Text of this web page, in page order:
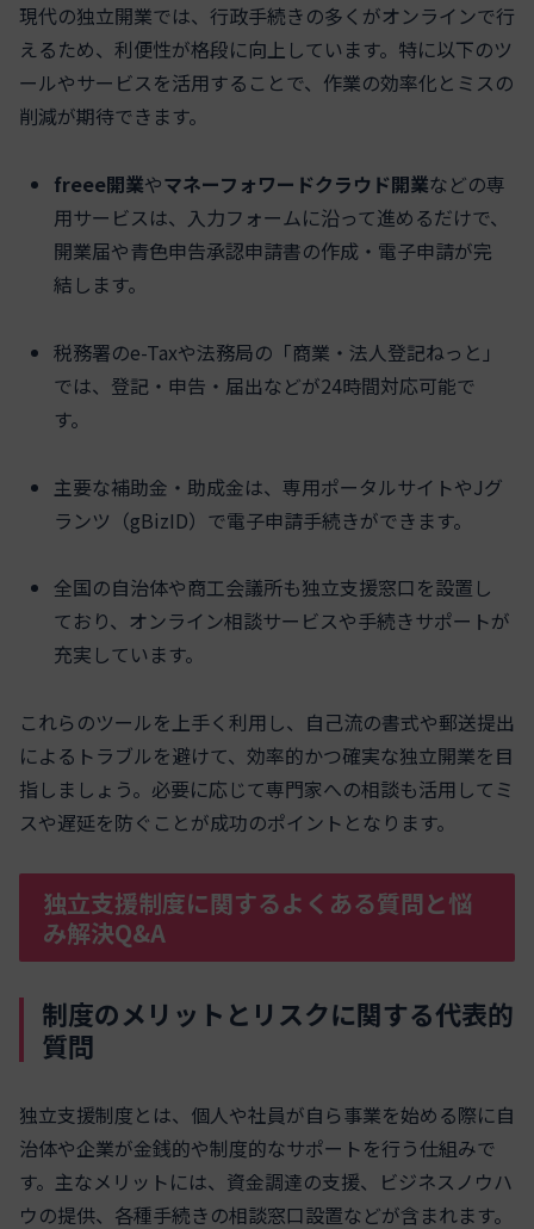
現代の独立開業では、行政手続きの多くがオンラインで行
えるため、利便性が格段に向上しています。特に以下のツ
ールやサービスを活用することで、作業の効率化とミスの
削減が期待できます。
freee開業やマネーフォワードクラウド開業などの専
用サービスは、入力フォームに沿って進めるだけで、
開業届や青色申告承認申請書の作成・電子申請が完
結します。
税務署のe-Taxや法務局の「商業・法人登記ねっと」
では、登記・申告・届出などが24時間対応可能で
す。
主要な補助金・助成金は、専用ポータルサイトやJグ
ランツ（gBizID）で電子申請手続きができます。
全国の自治体や商工会議所も独立支援窓口を設置し
ており、オンライン相談サービスや手続きサポートが
充実しています。
これらのツールを上手く利用し、自己流の書式や郵送提出
によるトラブルを避けて、効率的かつ確実な独立開業を目
指しましょう。必要に応じて専門家への相談も活用してミ
スや遅延を防ぐことが成功のポイントとなります。
独立支援制度に関するよくある質問と悩
み解決Q&A
制度のメリットとリスクに関する代表的
質問
独立支援制度とは、個人や社員が自ら事業を始める際に自
治体や企業が金銭的や制度的なサポートを行う仕組みで
す。主なメリットには、資金調達の支援、ビジネスノウハ
ウの提供、各種手続きの相談窓口設置などが含まれます。